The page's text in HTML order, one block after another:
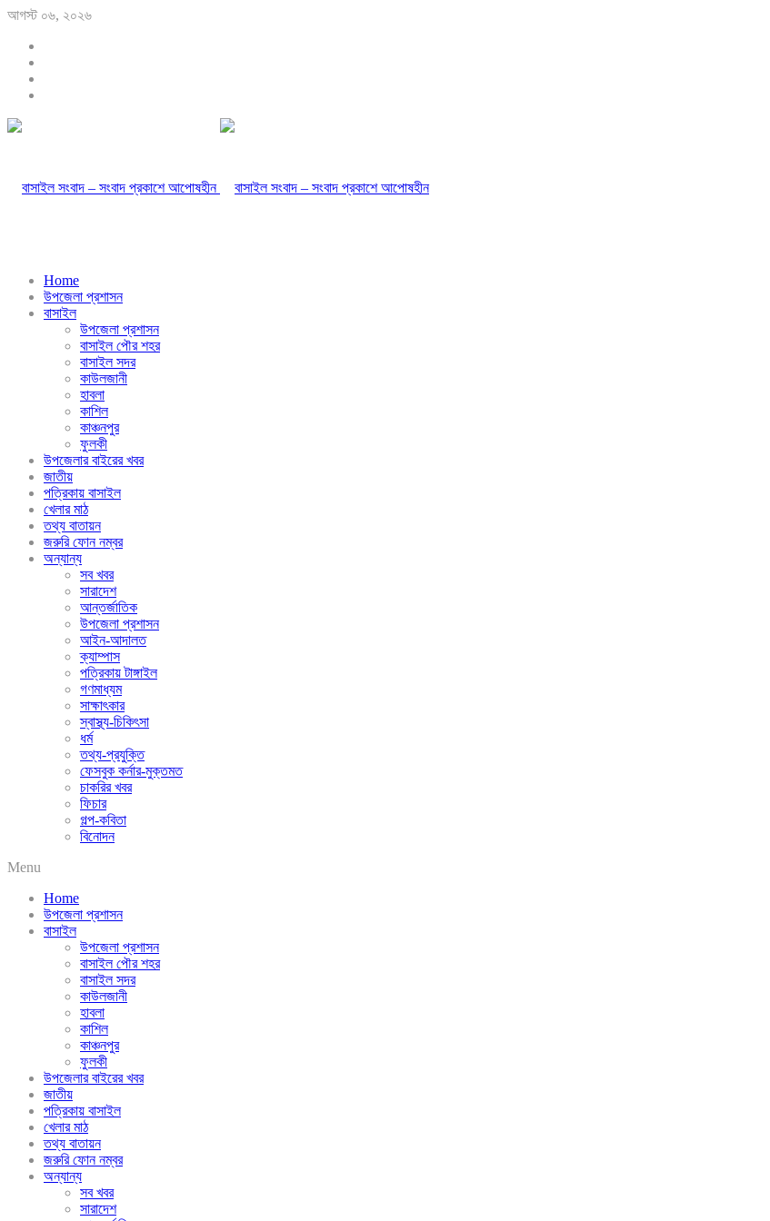
আগস্ট ০৬, ২০২৬
Home
উপজেলা প্রশাসন
বাসাইল
উপজেলা প্রশাসন
বাসাইল পৌর শহর
বাসাইল সদর
কাউলজানী
হাবলা
কাশিল
কাঞ্চনপুর
ফুলকী
উপজেলার বাইরের খবর
জাতীয়
পত্রিকায় বাসাইল
খেলার মাঠ
তথ্য বাতায়ন
জরুরি ফোন নম্বর
অন্যান্য
সব খবর
সারাদেশ
আন্তর্জাতিক
উপজেলা প্রশাসন
আইন-আদালত
ক্যাম্পাস
পত্রিকায় টাঙ্গাইল
গণমাধ্যম
সাক্ষাৎকার
স্বাস্থ্য-চিকিৎসা
ধর্ম
তথ্য-প্রযুক্তি
ফেসবুক কর্নার-মুক্তমত
চাকরির খবর
ফিচার
গল্প-কবিতা
বিনোদন
Menu
Home
উপজেলা প্রশাসন
বাসাইল
উপজেলা প্রশাসন
বাসাইল পৌর শহর
বাসাইল সদর
কাউলজানী
হাবলা
কাশিল
কাঞ্চনপুর
ফুলকী
উপজেলার বাইরের খবর
জাতীয়
পত্রিকায় বাসাইল
খেলার মাঠ
তথ্য বাতায়ন
জরুরি ফোন নম্বর
অন্যান্য
সব খবর
সারাদেশ